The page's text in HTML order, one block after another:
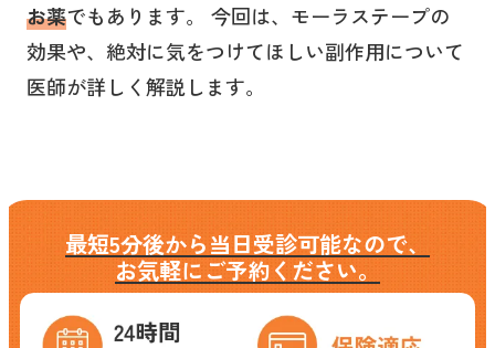
お薬でもあります。 今回は、モーラステープの
効果や、絶対に気をつけてほしい副作用について
医師が詳しく解説します。
最短5分後から当日受診可能なので、
お気軽にご予約ください。